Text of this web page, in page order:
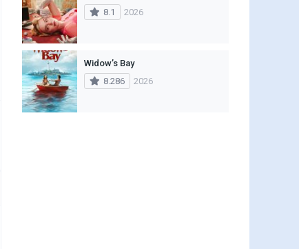
8.1
2026
Widow’s Bay
8.286
2026